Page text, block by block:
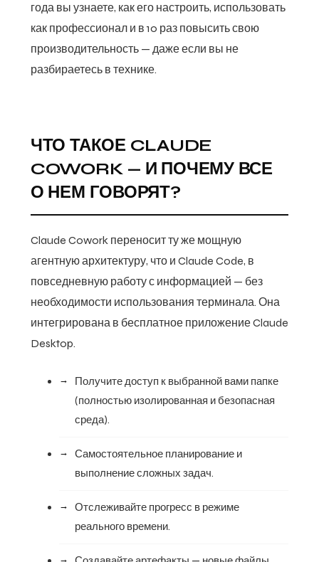
года вы узнаете, как его настроить, использовать
как профессионал и в 10 раз повысить свою
производительность — даже если вы не
разбираетесь в технике.
ЧТО ТАКОЕ CLAUDE
COWORK — И ПОЧЕМУ ВСЕ
О НЕМ ГОВОРЯТ?
Claude Cowork переносит ту же мощную
агентную архитектуру, что и Claude Code, в
повседневную работу с информацией — без
необходимости использования терминала. Она
интегрирована в бесплатное приложение Claude
Desktop.
Получите доступ к выбранной вами папке
(полностью изолированная и безопасная
среда).
Самостоятельное планирование и
выполнение сложных задач.
Отслеживайте прогресс в режиме
реального времени.